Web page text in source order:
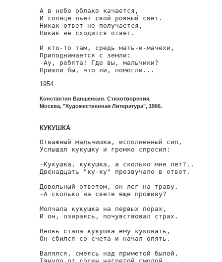
А в небе облако качается,
И солнце льет свой ровный свет.
Никак ответ не получается,
Никак не сходится ответ.
И кто-то там, средь мать-и-мачехи,
Приподнимается с земли:
-Ау, ребята! Где вы, мальчики?
Пришли бы, что ли, помогли...
1954
Константин Ваншенкин. Стихотворения.
Москва, "Художественная Литература", 1966.
КУКУШКА
Отважный мальчишка, исполненный сил,
Услышал кукушку и громко спросил:
-Кукушка, кукушка, а сколько мне лет?..
Двенадцать "ку-ку" прозвучало в ответ.
Довольный ответом, он лег на траву.
-А сколько на свете еще проживу?
Молчала кукушка на первых порах,
И он, озираясь, почувствовал страх.
Вновь стала кукушка ему куковать,
Он сбился со счета и начал опять.
Валялся, смеясь над приметой былой,